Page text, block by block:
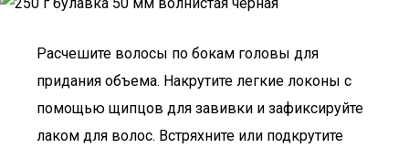
Расчешите волосы по бокам головы для
придания объема. Накрутите легкие локоны с
помощью щипцов для завивки и зафиксируйте
лаком для волос. Встряхните или подкрутите